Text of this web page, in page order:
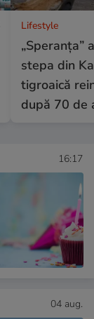
Lifestyle
„Speranța”
stepa din
tigroaică
după 70 de
16:17
04 aug.